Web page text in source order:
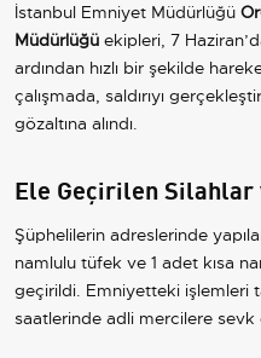
İstanbul Emniyet Müdürlüğü
Müdürlüğü ekipleri, 7
ardından hızlı bir şekilde
çalışmada, saldırıyı
gözaltına alındı.
Ele Geçirilen
Şüphelilerin adreslerinde
namlulu tüfek ve 1 adet kısa
geçirildi. Emniyetteki işlemleri
saatlerinde adli mercilere sevk